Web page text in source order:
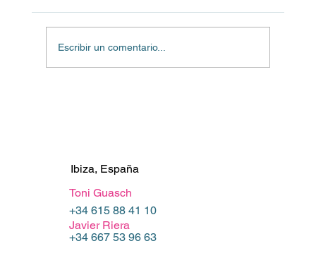
Escribir un comentario...
Ibiza, España
Toni Guasch
+34 615 88 41 10
Javier Riera
+34 667 53 96 63